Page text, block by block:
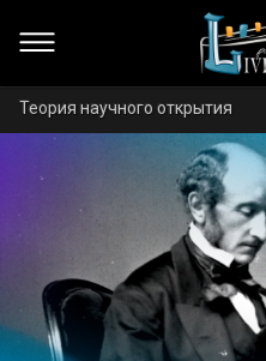
Теория научного открытия